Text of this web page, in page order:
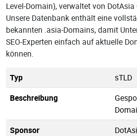
Level-Domain), verwaltet von
Unsere Datenbank enthält eine
bekannten .asia-Domains, damit
SEO-Experten einfach auf aktuelle
können.
Typ
sTLD
Beschreibung
Sponsor